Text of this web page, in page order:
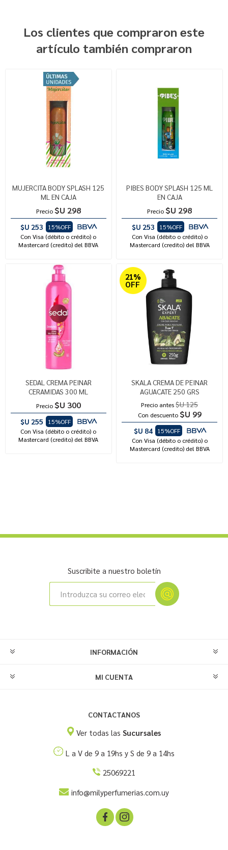
Los clientes que compraron este
artículo también compraron
MUJERCITA BODY SPLASH 125
ML EN CAJA
Precio $U 298
$U 253
15%OFF
Con Visa (débito o crédito) o
Mastercard (credito) del BBVA
PIBES BODY SPLASH 125 ML
EN CAJA
Precio $U 298
$U 253
15%OFF
Con Visa (débito o crédito) o
Mastercard (credito) del BBVA
SEDAL CREMA PEINAR
CERAMIDAS 300 ML
Precio $U 300
$U 255
15%OFF
Con Visa (débito o crédito) o
Mastercard (credito) del BBVA
21%
OFF
SKALA CREMA DE PEINAR
AGUACATE 250 GRS
Precio antes$U 125
Con descuento $U 99
$U 84
15%OFF
Con Visa (débito o crédito) o
Mastercard (credito) del BBVA
Suscribite a nuestro boletín
INFORMACIÓN
MI CUENTA
CONTACTANOS
Ver todas las Sucursales
L a V de 9 a 19hs y S de 9 a 14hs
25069221
info@milyperfumerias.com.uy